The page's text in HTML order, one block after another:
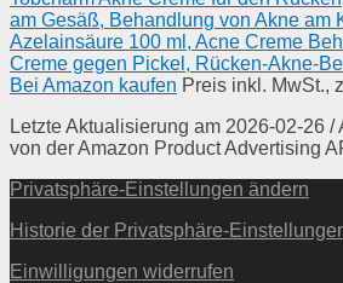
am Gesäß, Behandlung von Akne am
Azelainsäure 100 ml, Acne Creme
Creme gegen Pickel, Rücken-Akne-
Bei Amazon kaufen Preis inkl. MwSt.,
Letzte Aktualisierung am 2026-02-26
von der Amazon Product Advertising
Privatsphäre-Einstellungen ändern
Historie der Privatsphäre-
Einwilligungen widerrufen